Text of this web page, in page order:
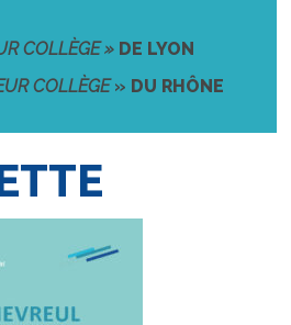
COLLÈGE » DE LYON
COLLÈGE» DU RHÔNE